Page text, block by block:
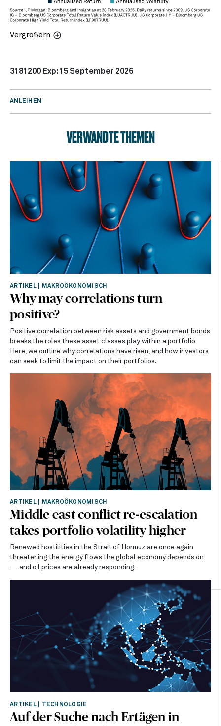
Vergrößern
3181200 Exp: 15 September 2026
ANLEIHEN
VERWANDTE THEMEN
ARTIKEL| MAKROÖKONOMISCH
Why may correlations turn
positive?
Positive correlation between risk assets and government bonds
breaks the roles these asset classes play within a portfolio.
Here, we outline why correlations have risen, and how investors
can seek to limit the impact on their portfolios.
ARTIKEL| MAKROÖKONOMISCH
Middle east conflict re-escalation
takes portfolio volatility higher
Renewed hostilities in the Strait of Hormuz are once again
threatening the energy flows the global economy depends on
— and oil prices are already responding.
ARTIKEL| TECHNOLOGIE
Auf der Suche nach Ertägen in